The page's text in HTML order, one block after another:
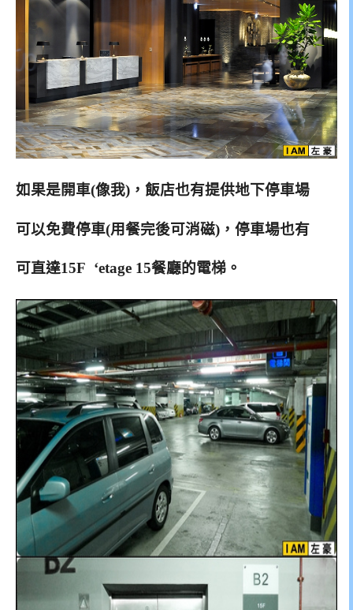
如果是開車(像我)，飯店也有提供地下停車場
可以免費停車(用餐完後可消磁)，停車場也有
可直達15F ‘etage 15餐廳的電梯。